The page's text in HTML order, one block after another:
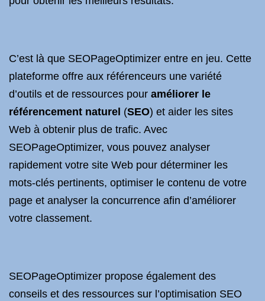
C’est là que SEOPageOptimizer entre en jeu. Cette
plateforme offre aux référenceurs une variété
d’outils et de ressources pour améliorer le
référencement naturel (SEO) et aider les sites
Web à obtenir plus de trafic. Avec
SEOPageOptimizer, vous pouvez analyser
rapidement votre site Web pour déterminer les
mots-clés pertinents, optimiser le contenu de votre
page et analyser la concurrence afin d’améliorer
votre classement.
SEOPageOptimizer propose également des
conseils et des ressources sur l’optimisation SEO